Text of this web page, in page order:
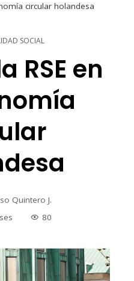
circular holandesa
SOCIAL
RSE en
Quintero J.
80